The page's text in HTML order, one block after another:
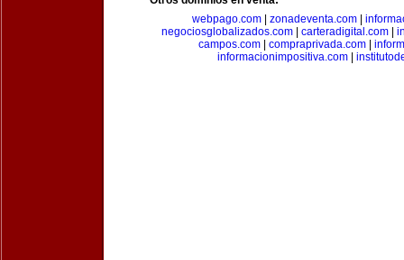
webpago.com
zonadeventa.com
negociosglobalizados.com
carteradigital.com
campos.com
compraprivada.com
informacionimpositiva.com